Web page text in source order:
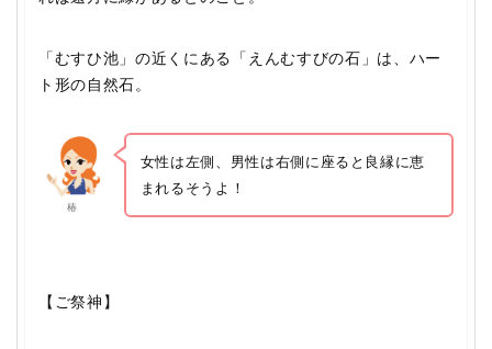
「むすひ池」の近くにある「えんむすびの石」は、ハー
ト形の自然石。
椿
女性は左側、男性は右側に座ると良縁に恵
まれるそうよ！
【ご祭神】